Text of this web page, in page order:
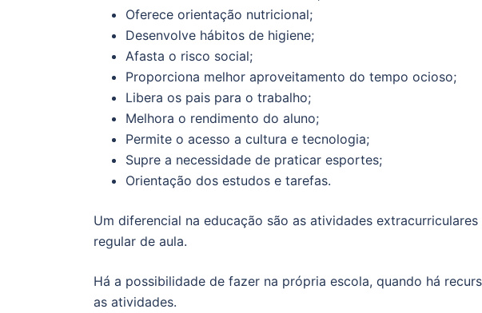
Oferece orientação nutricional;
Desenvolve hábitos de higiene;
Afasta o risco social;
Proporciona melhor aproveitamento do tempo ocioso;
Libera os pais para o trabalho;
Melhora o rendimento do aluno;
Permite o acesso a cultura e tecnologia;
Supre a necessidade de praticar esportes;
Orientação dos estudos e tarefas.
Um diferencial na educação são as atividades
regular de aula.
Há a possibilidade de fazer na própria escola, quando há
as atividades.